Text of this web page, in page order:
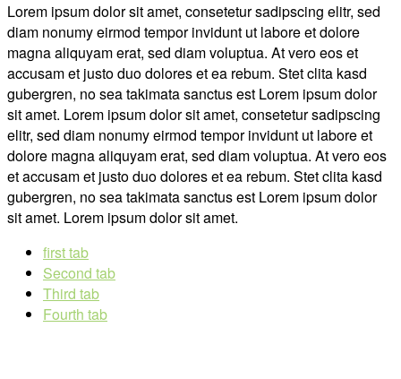
Lorem ipsum dolor sit amet, consetetur sadipscing elitr, sed
diam nonumy eirmod tempor invidunt ut labore et dolore
magna aliquyam erat, sed diam voluptua. At vero eos et
accusam et justo duo dolores et ea rebum. Stet clita kasd
gubergren, no sea takimata sanctus est Lorem ipsum dolor
sit amet. Lorem ipsum dolor sit amet, consetetur sadipscing
elitr, sed diam nonumy eirmod tempor invidunt ut labore et
dolore magna aliquyam erat, sed diam voluptua. At vero eos
et accusam et justo duo dolores et ea rebum. Stet clita kasd
gubergren, no sea takimata sanctus est Lorem ipsum dolor
sit amet. Lorem ipsum dolor sit amet.
first tab
Second tab
Third tab
Fourth tab